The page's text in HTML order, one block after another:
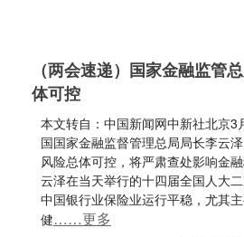
（两会速递）国家金融监管
体可控
本文转自：中国新闻网中新社北京3
国国家金融监督管理总局局长李云
风险总体可控，将严肃查处影响金
云泽在当天举行的十四届全国人大二
中国银行业保险业运行平稳，尤其
健……更多